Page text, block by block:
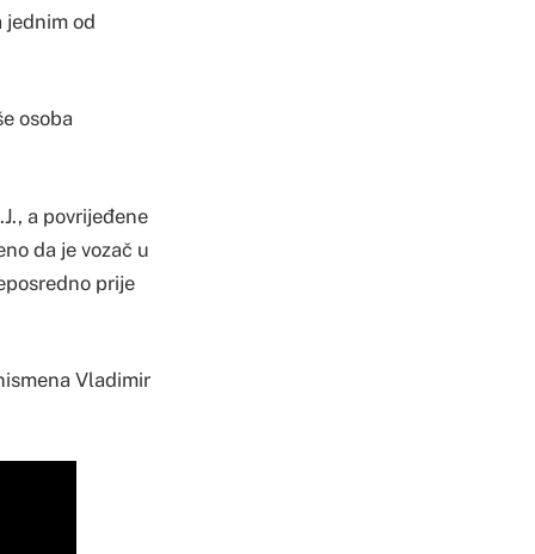
jednim od
osoba
a povrijeđene
da je vozač u
prije
Vladimir